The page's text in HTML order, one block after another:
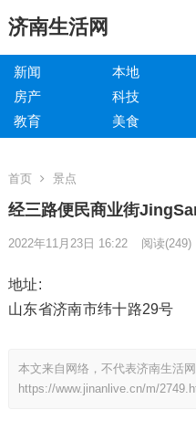
济南生活网
新闻 本地
房产
科技
教育
美食
首页 景点
经三路便民商业街
2022年11月23日 16:22 阅读(249)
地址:
山东省济南市纬十路29号
本文来自网络，不代表济南生活
https://www.jinanlive.cn/m/